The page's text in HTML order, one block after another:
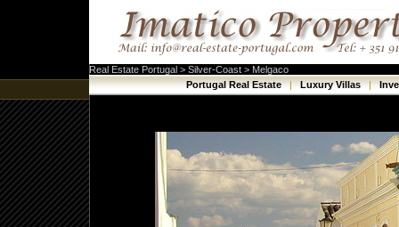
Real Estate Portugal > Silver-Coast > Melgaco
Portugal Real Estate | Luxury Villas |